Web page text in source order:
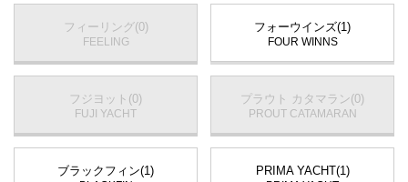
フィーリング(0)
FEELING
フォーウインズ(1)
FOUR WINNS
フジヨット(0)
FUJI YACHT
プラウト カタマラン(0)
PROUT CATAMARAN
ブラックフィン(1) PRIMA YACHT(1)